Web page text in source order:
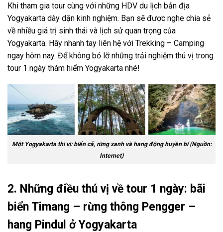
Khi tham gia tour cùng với những HDV du lịch bản địa
Yogyakarta dày dặn kinh nghiệm. Bạn sẽ được nghe chia sẻ
về nhiều giá trị sinh thái và lịch sử quan trọng của
Yogyakarta. Hãy nhanh tay liên hệ với Trekking – Camping
ngay hôm nay. Để không bỏ lỡ những trải nghiệm thú vị trong
tour 1 ngày thám hiểm Yogyakarta nhé!
Một Yogyakarta thi vị: biển cả, rừng xanh và hang động huyền bí (Nguồn:
Internet)
2. Những điều thú vị về tour 1 ngày: bãi
biển Timang – rừng thông Pengger –
hang Pindul ở Yogyakarta